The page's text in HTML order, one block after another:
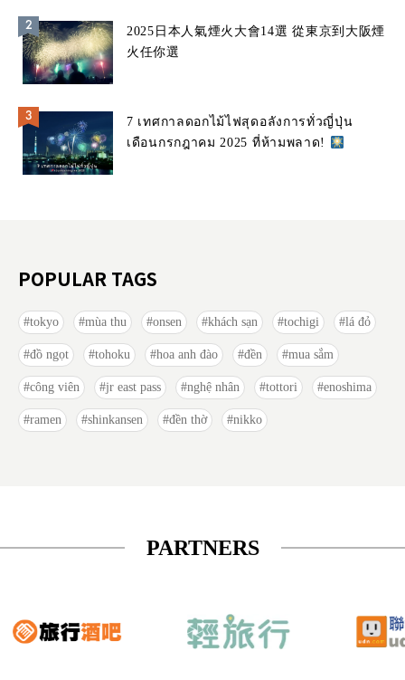
2025日本人氣煙火大會14選 從東京到大阪煙
火任你選
7 เทศกาลดอกไม้ไฟสุดอลังการทั่วญี่ปุ่น
เดือนกรกฎาคม 2025 ที่ห้ามพลาด!
POPULAR TAGS
tokyo mùa thu onsen khách sạn tochigi lá đỏ
đồ ngọt tohoku hoa anh đào đền mua sắm
công viên jr east pass nghệ nhân tottori enoshima
ramen shinkansen đền thờ nikko
PARTNERS